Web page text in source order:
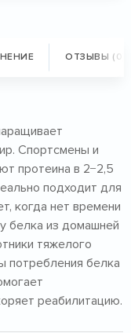
ОТЗЫВЫ (0)
Спортсмены и
протеина в 2−2,5
подходит для
когда нет времени
белка из домашней
тяжелого
потребления белка
реабилитацию.